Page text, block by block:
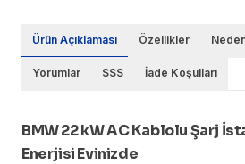
Ürün Açıklaması Özellikler
Yorumlar SSS İade Koşulları
BMW 22 kW AC Kablolu Şarj
Enerjisi Evinizde